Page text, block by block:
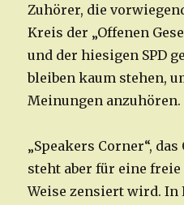
Zuhörer, die
Kreis der „Offenen
und der hiesigen SPD
bleiben kaum stehen,
Meinungen anzuhören.
„Speakers Corner“,
steht aber für eine
Weise zensiert wird. In